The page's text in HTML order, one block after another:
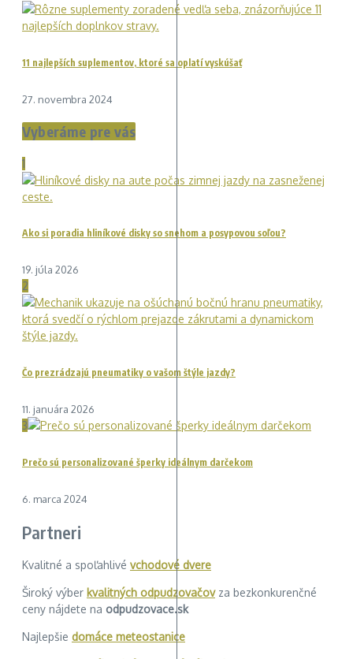
11 najlepších suplementov, ktoré sa oplatí vyskúšať
27. novembra 2024
Vyberáme pre vás
1
Ako si poradia hliníkové disky so snehom a posypovou soľou?
19. júla 2026
2
Čo prezrádzajú pneumatiky o vašom štýle jazdy?
11. januára 2026
3
Prečo sú personalizované šperky ideálnym darčekom
6. marca 2024
Partneri
Kvalitné a spoľahlivé vchodové dvere
Široký výber kvalitných odpudzovačovza bezkonkurenčné
ceny nájdete na odpudzovace.sk
Najlepšie domáce meteostanice